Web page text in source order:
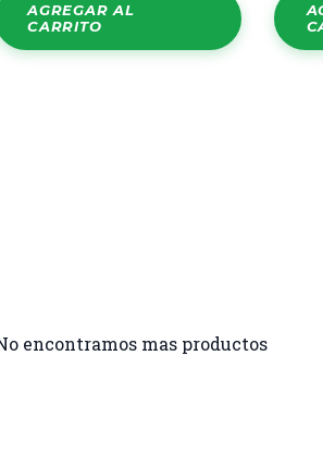
AGREGAR AL
CARRITO
encontramos mas productos